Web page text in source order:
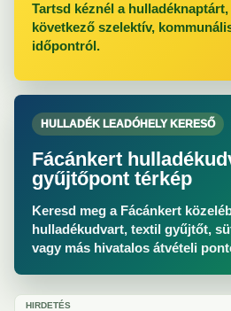
Tartsd kéznél a
következő szelektív,
időpontról.
HULLADÉK LEADÓHELY KERESŐ
Fácánkert
gyűjtőpont térkép
Keresd meg a Fácánkert
hulladékudvart, textil gyűjtőt,
vagy más hivatalos átvételi
HIRDETÉS